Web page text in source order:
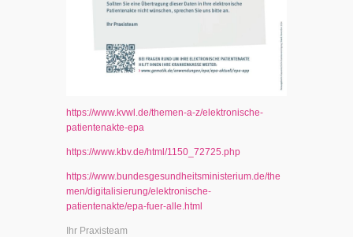
https://www.kvwl.de/themen-a-z/elektronische-
patientenakte-epa
https://www.kbv.de/html/1150_72725.php
https://www.bundesgesundheitsministerium.de/the
men/digitalisierung/elektronische-
patientenakte/epa-fuer-alle.html
Ihr Praxisteam